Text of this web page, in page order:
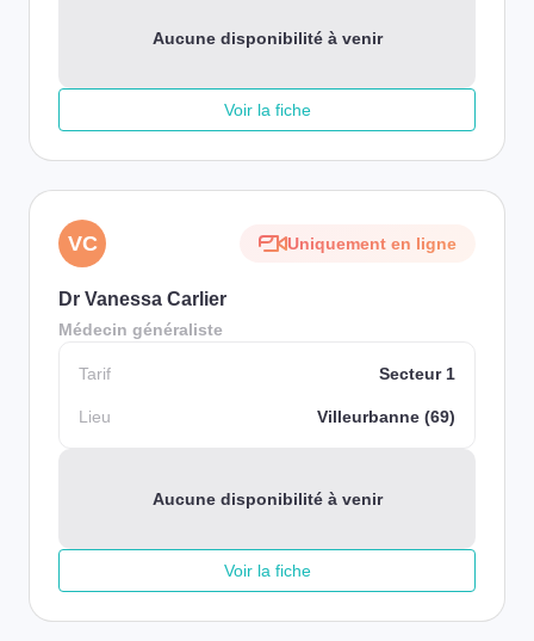
Aucune disponibilité à venir
Voir la fiche
VC Uniquement en ligne
Dr Vanessa Carlier
Médecin généraliste
Tarif Secteur 1
Lieu Villeurbanne (69)
Aucune disponibilité à venir
Voir la fiche